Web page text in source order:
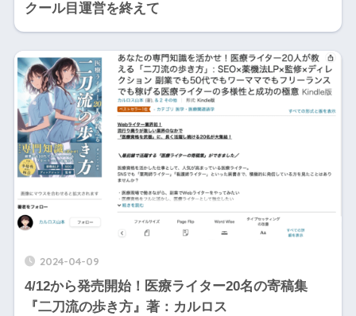
クール目運営を終えて
2024-04-09
4/12から発売開始！医療ライター20名の寄稿集
『二刀流の歩き方』著：カルロス